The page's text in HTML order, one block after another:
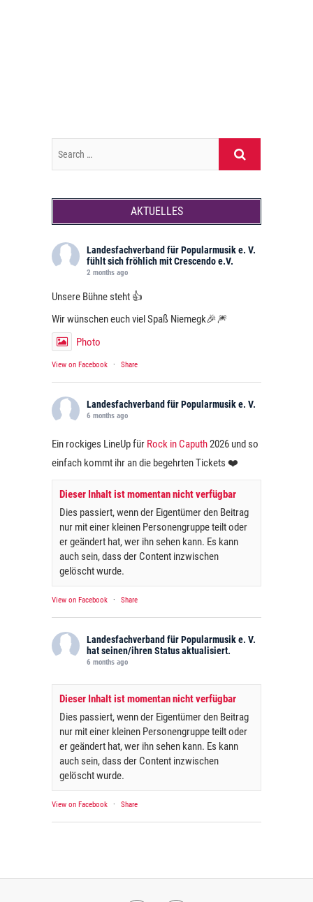
AKTUELLES
Landesfachverband für Popularmusik e. V.
fühlt sich fröhlich mit Crescendo e.V.
2 months ago
Unsere Bühne steht 👍
Wir wünschen euch viel Spaß Niemegk🎉🎆
Photo
View on Facebook · Share
Landesfachverband für Popularmusik e. V.
6 months ago
Ein rockiges LineUp für Rock in Caputh2026 und so
einfach kommt ihr an die begehrten Tickets ❤️
Dieser Inhalt ist momentan nicht verfügbar
Dies passiert, wenn der Eigentümer den Beitrag
nur mit einer kleinen Personengruppe teilt oder
er geändert hat, wer ihn sehen kann. Es kann
auch sein, dass der Content inzwischen
gelöscht wurde.
View on Facebook · Share
Landesfachverband für Popularmusik e. V.
hat seinen/ihren Status aktualisiert.
6 months ago
Dieser Inhalt ist momentan nicht verfügbar
Dies passiert, wenn der Eigentümer den Beitrag
nur mit einer kleinen Personengruppe teilt oder
er geändert hat, wer ihn sehen kann. Es kann
auch sein, dass der Content inzwischen
gelöscht wurde.
View on Facebook · Share